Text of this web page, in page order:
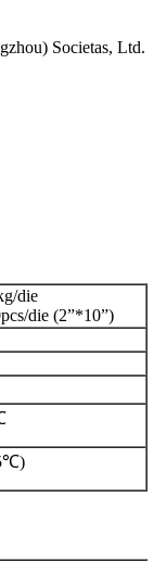
Societas, Ltd.
die
die (2”*10”)